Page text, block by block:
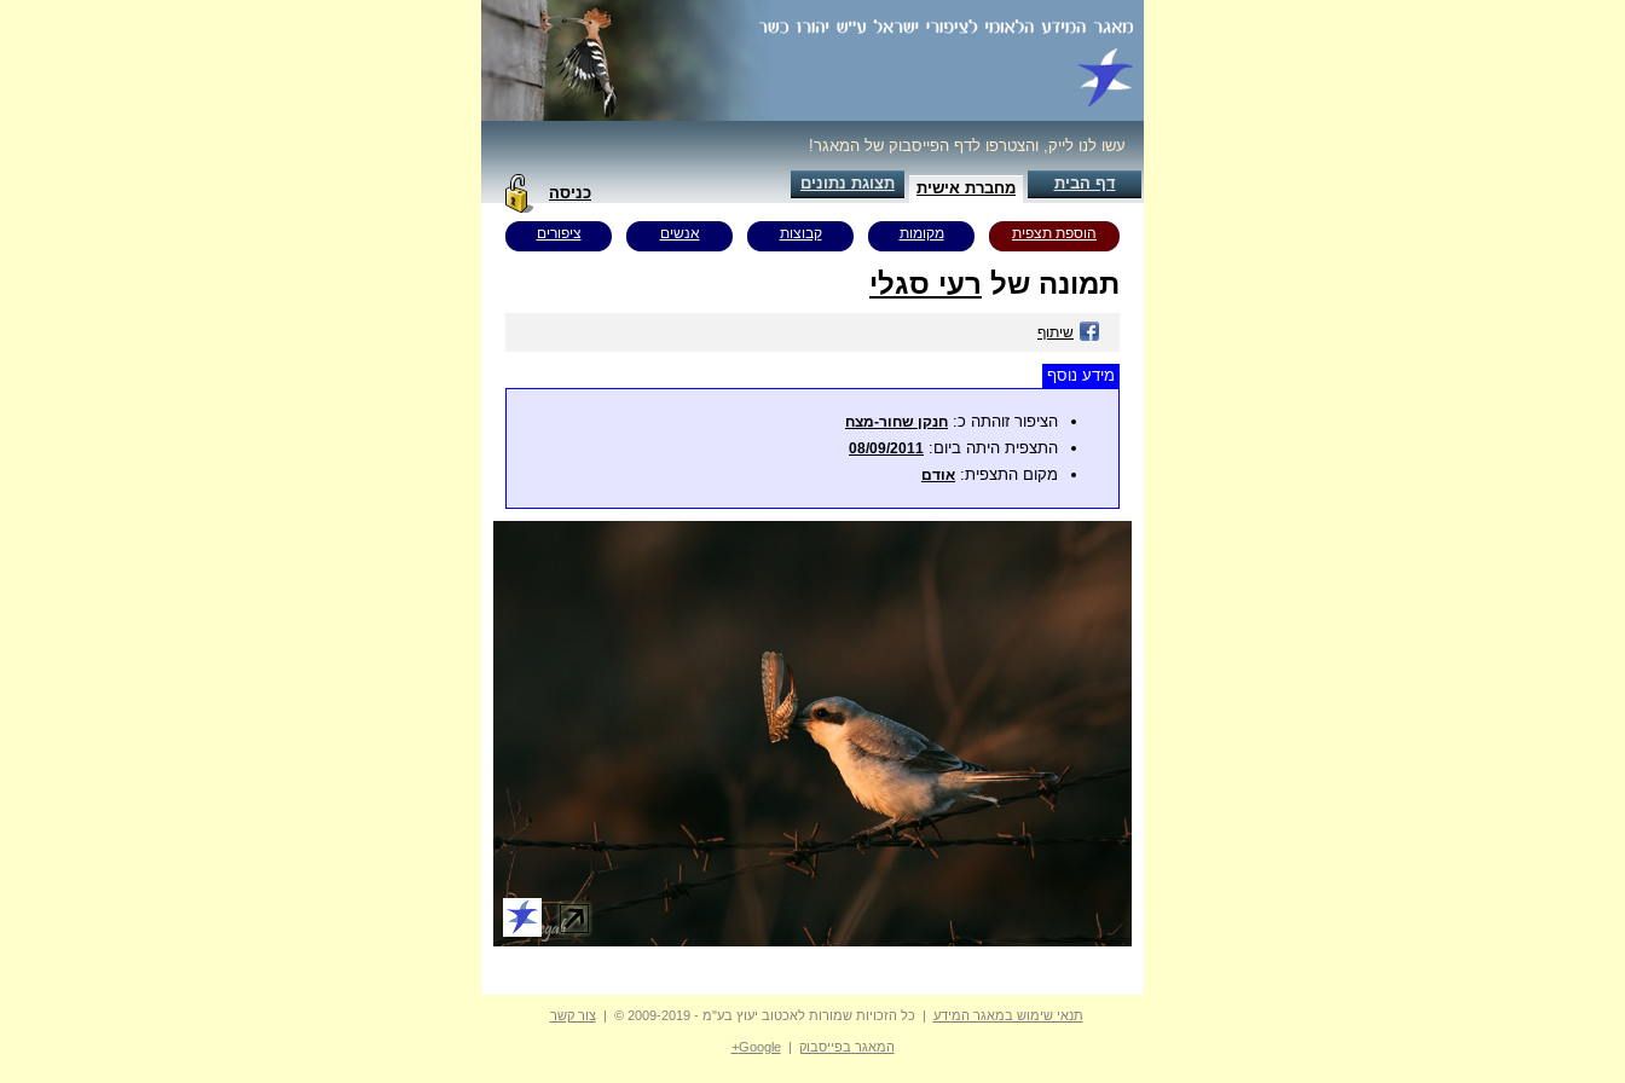
עשו לנו לייק, והצטרפו לדף הפייסבוק של המאגר!
דף הבית מחברת אישית תצוגת נתונים
כניסה
הוספת תצפית מקומות קבוצות אנשים ציפורים
תמונה של רעי סגלי
שיתוף
מידע נוסף
הציפור זוהתה כ: חנקן שחור-מצח
התצפית היתה ביום: 08/09/2011
מקום התצפית: אודם
תנאי שימוש במאגר המידע | כל הזכויות שמורות לאכטוב יעוץ בע"מ - 2009-2019 © | צור קשר
המאגר בפייסבוק |
Google+